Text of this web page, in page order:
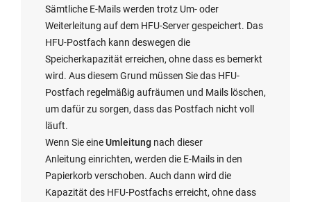
Sämtliche E-Mails werden trotz Um- oder
Weiterleitung auf dem HFU-Server gespeichert. Das
HFU-Postfach kann deswegen die
Speicherkapazität erreichen, ohne dass es bemerkt
wird. Aus diesem Grund müssen Sie das HFU-
Postfach regelmäßig aufräumen und Mails löschen,
um dafür zu sorgen, dass das Postfach nicht voll
läuft.
Wenn Sie eineUmleitung nach dieser
Anleitung einrichten, werden die E-Mails in den
Papierkorb verschoben. Auch dann wird die
Kapazität des HFU-Postfachs erreicht, ohne dass